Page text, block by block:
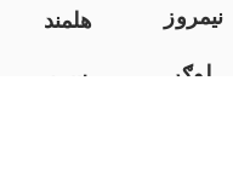
هلمند نیمروز
سرپ
لوګر